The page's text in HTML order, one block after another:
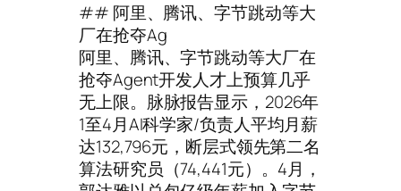
## 阿里、腾讯、字节跳动等大
厂在抢夺Ag
阿里、腾讯、字节跳动等大厂在
抢夺Agent开发人才上预算几乎
无上限。脉脉报告显示，2026年
1至4月AI科学家/负责人平均月薪
达132,796元，断层式领先第二名
算法研究员（74,441元）。4月，